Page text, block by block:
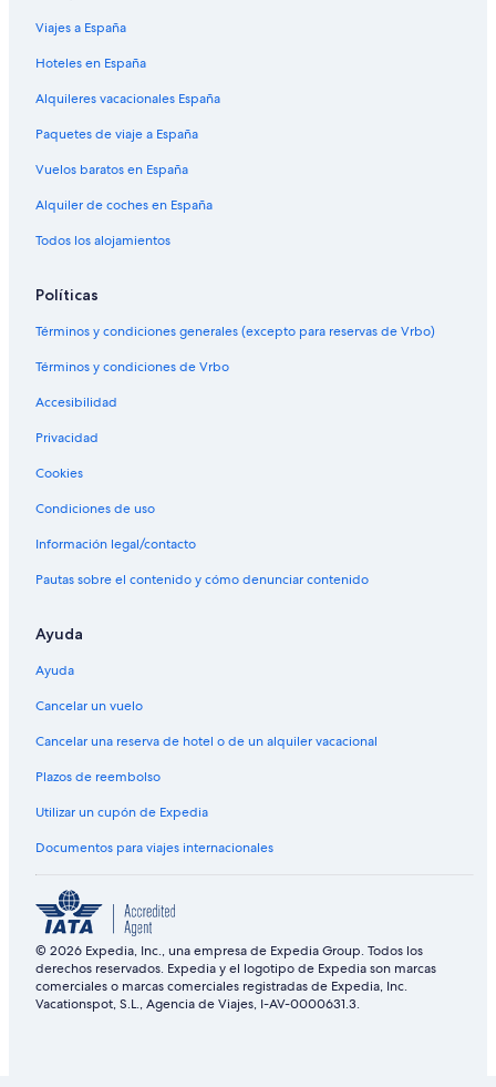
Viajes a España
Hoteles en España
Alquileres vacacionales España
Paquetes de viaje a España
Vuelos baratos en España
Alquiler de coches en España
Todos los alojamientos
Políticas
Términos y condiciones generales (excepto para reservas de Vrbo)
Términos y condiciones de Vrbo
Accesibilidad
Privacidad
Cookies
Condiciones de uso
Información legal/contacto
Pautas sobre el contenido y cómo denunciar contenido
Ayuda
Ayuda
Cancelar un vuelo
Cancelar una reserva de hotel o de un alquiler vacacional
Plazos de reembolso
Utilizar un cupón de Expedia
Documentos para viajes internacionales
© 2026 Expedia, Inc., una empresa de Expedia Group. Todos los
derechos reservados. Expedia y el logotipo de Expedia son marcas
comerciales o marcas comerciales registradas de Expedia, Inc.
Vacationspot, S.L., Agencia de Viajes, I-AV-0000631.3.